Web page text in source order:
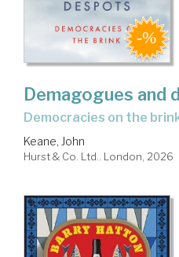
Demagogues and
democracies on the
Keane, John
Hurst & Co. Ltd.. London, 2026